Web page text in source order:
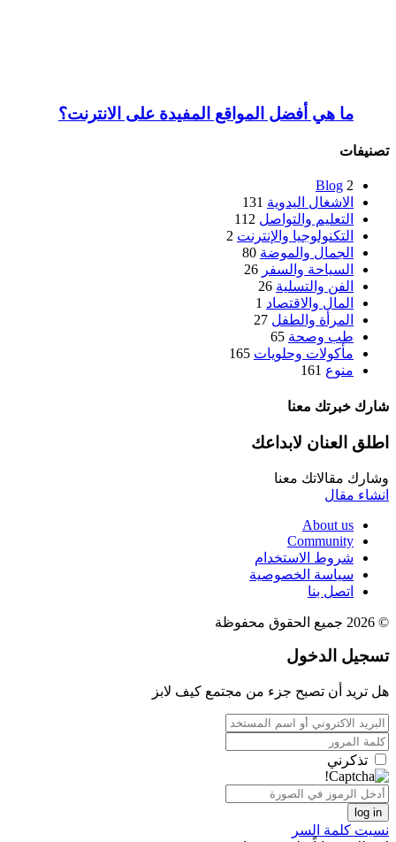
ما هي أفضل المواقع المفيدة على الانترنت؟
تصنيفات
Blog 2
الاشغال اليدوية 131
التعليم والتواصل 112
التكنولوجيا والإنترنت 2
الجمال والموضة 80
السياحة والسفر 26
الفن والتسلية 26
المال والاقتصاد 1
المرأة والطفل 27
طب وصحة 65
مأكولات وحلويات 165
منوع 161
شارك خبرتك معنا
اطلق العنان لابداعك
وشارك مقالاتك معنا
انشاء مقال
About us
Community
شروط الاستخدام
سياسة الخصوصية
اتصل بنا
© 2026 جميع الحقوق محفوظة
تسجيل الدخول
هل تريد أن تصبح جزء من مجتمع كيف لابز
تذكرني
log in
نسيت كلمة السر